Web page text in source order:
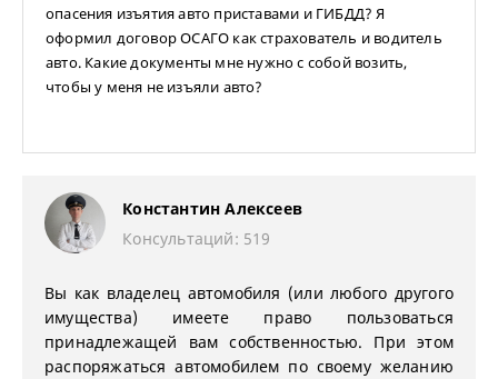
опасения изъятия авто приставами и ГИБДД? Я
оформил договор ОСАГО как страхователь и водитель
авто. Какие документы мне нужно с собой возить,
чтобы у меня не изъяли авто?
Константин Алексеев
Консультаций: 519
Вы как владелец автомобиля (или любого другого
имущества) имеете право пользоваться
принадлежащей вам собственностью. При этом
распоряжаться автомобилем по своему желанию